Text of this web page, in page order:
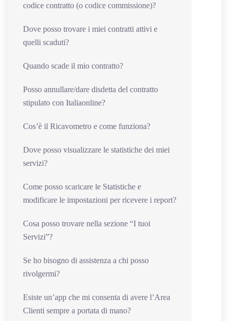
codice contratto (o codice commissione)?
Dove posso trovare i miei contratti attivi e
quelli scaduti?
Quando scade il mio contratto?
Posso annullare/dare disdetta del contratto
stipulato con Italiaonline?
Cos’è il Ricavometro e come funziona?
Dove posso visualizzare le statistiche dei miei
servizi?
Come posso scaricare le Statistiche e
modificare le impostazioni per ricevere i report?
Cosa posso trovare nella sezione “I tuoi
Servizi”?
Se ho bisogno di assistenza a chi posso
rivolgermi?
Esiste un’app che mi consenta di avere l’Area
Clienti sempre a portata di mano?